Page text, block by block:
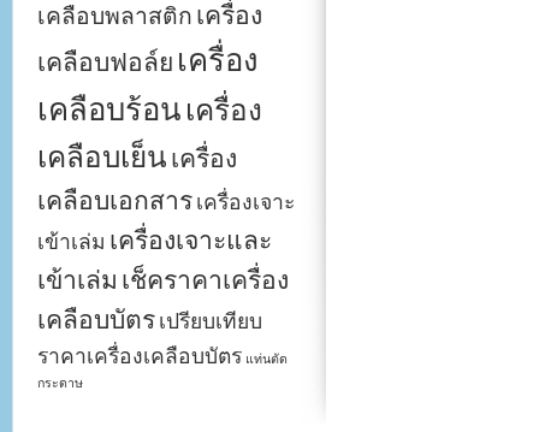
เคลือบพลาสติก เครื่อง
เคลือบฟอล์ย เครื่อง
เคลือบร้อน เครื่อง
เคลือบเย็น เครื่อง
เคลือบเอกสาร เครื่องเจาะ
เข้าเล่ม เครื่องเจาะและ
เข้าเล่ม เช็คราคาเครื่อง
เคลือบบัตร เปรียบเทียบ
ราคาเครื่องเคลือบบัตร แท่นตัด
กระดาษ